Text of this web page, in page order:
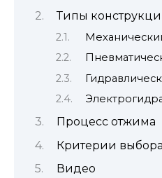
Типы
Процесс отжима
Критерии выбора
Видео